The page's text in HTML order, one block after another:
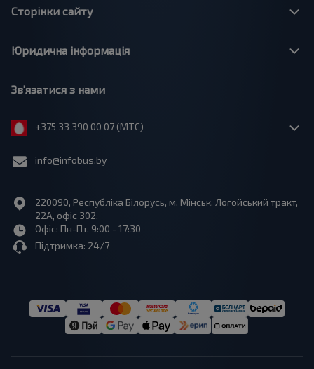
Сторінки сайту
Юридична інформація
Зв'язатися з нами
+375 33 390 00 07 (МТС)
info@infobus.by
220090, Республіка Білорусь, м. Мінськ, Логойський тракт,
22А, офіс 302.
Офіс: Пн-Пт, 9:00 - 17:30
Підтримка: 24/7